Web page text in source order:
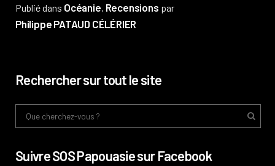
Publié dans Océanie, Recensions par
Philippe PATAUD CÉLÉRIER
Rechercher sur tout le site
Suivre SOS Papouasie sur Facebook